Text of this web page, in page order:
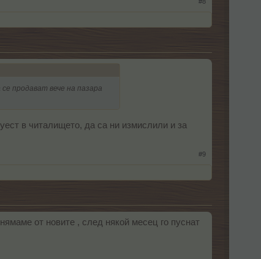
продават вече на пазара
в читалището, да са ни измислили и за
#9
от новите , след някой месец го пуснат